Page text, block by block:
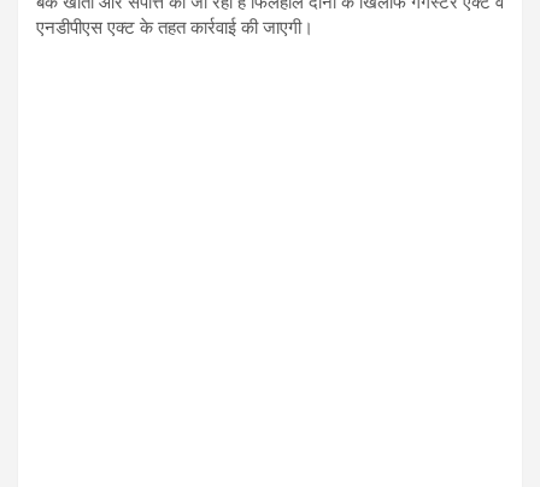
एनडीपीएस एक्ट के तहत कार्रवाई की जाएगी।